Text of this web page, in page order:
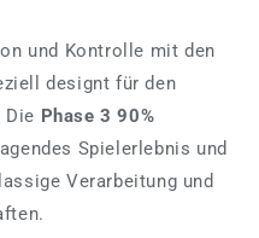
und Kontrolle mit den
designt für den
Die Phase 3 90%
Spielerlebnis und
Verarbeitung und